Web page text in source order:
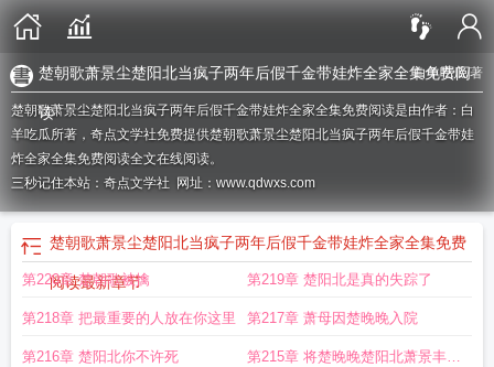
白羊吃瓜/著
楚朝歌萧景尘楚阳北当疯子两年后假千金带娃炸全家全集免费阅
读
楚朝歌萧景尘楚阳北当疯子两年后假千金带娃炸全家全集免费阅读是由作者：白
羊吃瓜所著，奇点文学社免费提供楚朝歌萧景尘楚阳北当疯子两年后假千金带娃
炸全家全集免费阅读全文在线阅读。
三秒记住本站：奇点文学社 网址：www.qdwxs.com
楚朝歌萧景尘楚阳北当疯子两年后假千金带娃炸全家全集免费
阅读最新章节
第220章 楚朝歌被擒 第219章 楚阳北是真的失踪了
第218章 把最重要的人放在你这里 第217章 萧母因楚晚晚入院
第216章 楚阳北你不许死 第215章 将楚晚晚楚阳北萧景丰一